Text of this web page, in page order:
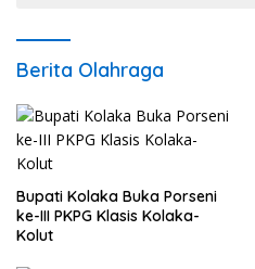
Berita Olahraga
Bupati Kolaka Buka Porseni
ke-III PKPG Klasis Kolaka-
Kolut